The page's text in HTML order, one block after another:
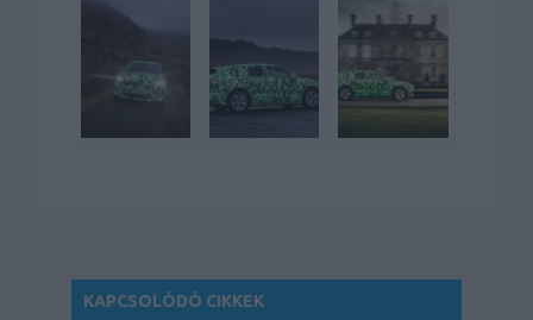
KAPCSOLÓDÓ CIKKEK